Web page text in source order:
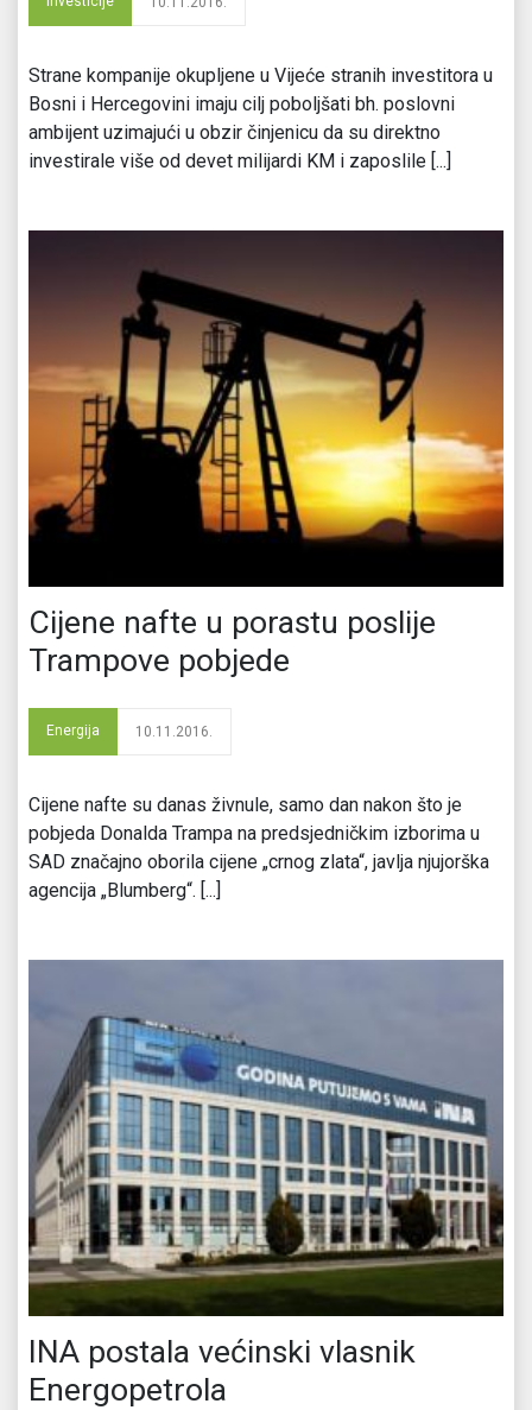
Strane kompanije okupljene u Vijeće stranih investitora u
Bosni i Hercegovini imaju cilj poboljšati bh. poslovni
ambijent uzimajući u obzir činjenicu da su direktno
investirale više od devet milijardi KM i zaposlile [...]
Cijene nafte u porastu poslije
Trampove pobjede
Energija 10.11.2016.
Cijene nafte su danas živnule, samo dan nakon što je
pobjeda Donalda Trampa na predsjedničkim izborima u
SAD značajno oborila cijene „crnog zlata“, javlja njujorška
agencija „Blumberg“. [...]
INA postala većinski vlasnik
Energopetrola